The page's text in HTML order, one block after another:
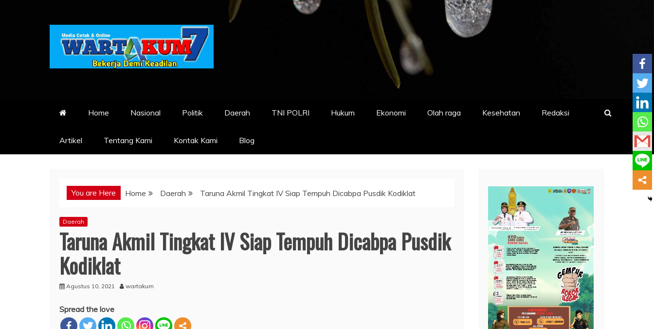
Home Nasional Politik Daerah TNI POLRI Hukum Ekonomi Olah raga Kesehatan Redaksi
Artikel Tentang Kami Kontak Kami Blog
You are Here Home Daerah Taruna Akmil Tingkat IV Siap Tempuh Dicabpa Pusdik Kodiklat
Daerah
Taruna Akmil Tingkat IV Siap Tempuh Dicabpa Pusdik
Kodiklat
Agustus 10, 2021 wartakum
Spread the love